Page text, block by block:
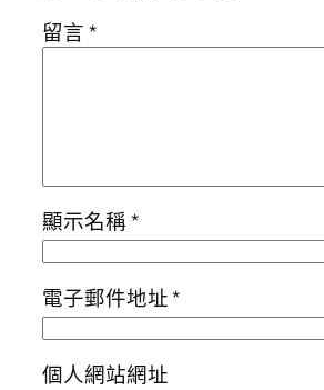
留言*
顯示名稱*
電子郵件地址*
個人網站網址